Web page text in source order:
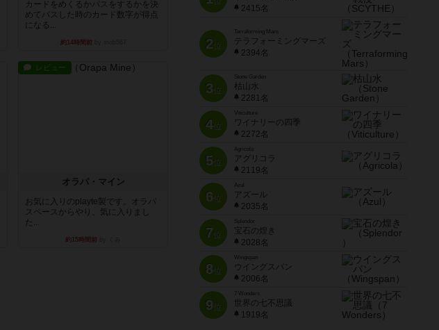
カードをめくるかパスをするかを決
めてパスした時のカード数字が得点
になる...
約14時間前
レビュー
オラパ・マイン
お気に入りのplayte製です。オラパ
スペースからやり、気に入りまし
た...
約15時間前
2415名
2位
Terraforming Mars
テラフォーミングマーズ
2394名
3位
Stone Garden
枯山水
2281名
4位
Viticulture
ワイナリーの四季
2272名
5位
Agricola
アグリコラ
2119名
6位
Azul
アズール
2035名
7位
宝石の煌き
2028名
8位
Wingspan
ウイングスパン
2006名
9位
7 Wonders
世界の七不思議
1919名